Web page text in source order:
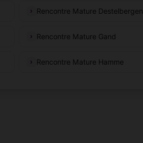
Rencontre Mature Destelbergen
Rencontre Mature Gand
Rencontre Mature Hamme